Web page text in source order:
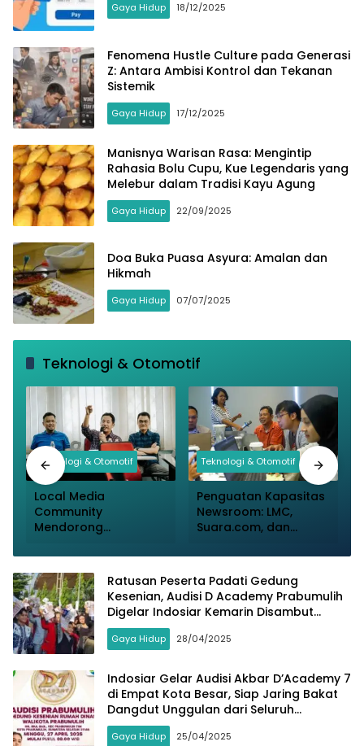
Gaya Hidup 18/12/2025
Fenomena Hustle Culture pada Generasi
Z: Antara Ambisi Kontrol dan Tekanan
Sistemik
Gaya Hidup 17/12/2025
Manisnya Warisan Rasa: Mengintip
Rahasia Bolu Cupu, Kue Legendaris yang
Melebur dalam Tradisi Kayu Agung
Gaya Hidup 22/09/2025
Doa Buka Puasa Asyura: Amalan dan
Hikmah
Gaya Hidup 07/07/2025
Teknologi & Otomotif
Teknologi & Otomotif
Local Media
Community
Mendorong
Jurnalisme Lokal
Melalui Teknologi
Kecerdasan Buatan
Teknologi & Otomotif
Penguatan Kapasitas
Newsroom: LMC,
Suara.com, dan
Kesenjangan Digital
Jurnalis
Ratusan Peserta Padati Gedung
Kesenian, Audisi D Academy Prabumulih
Digelar Indosiar Kemarin Disambut
Antusias dari Berbagai Provinsi
Gaya Hidup 28/04/2025
Indosiar Gelar Audisi Akbar D’Academy 7
di Empat Kota Besar, Siap Jaring Bakat
Dangdut Unggulan dari Seluruh
Indonesia
Gaya Hidup 25/04/2025